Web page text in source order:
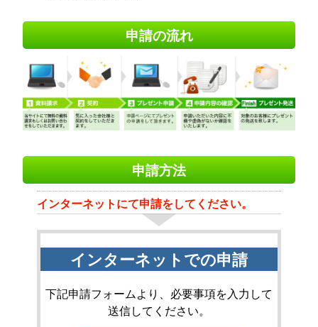
申請の流れ
申請方法
インターネットにて申請をしてください。
インターネットでの申請
下記申請フォームより、必要事項を入力して
送信してください。